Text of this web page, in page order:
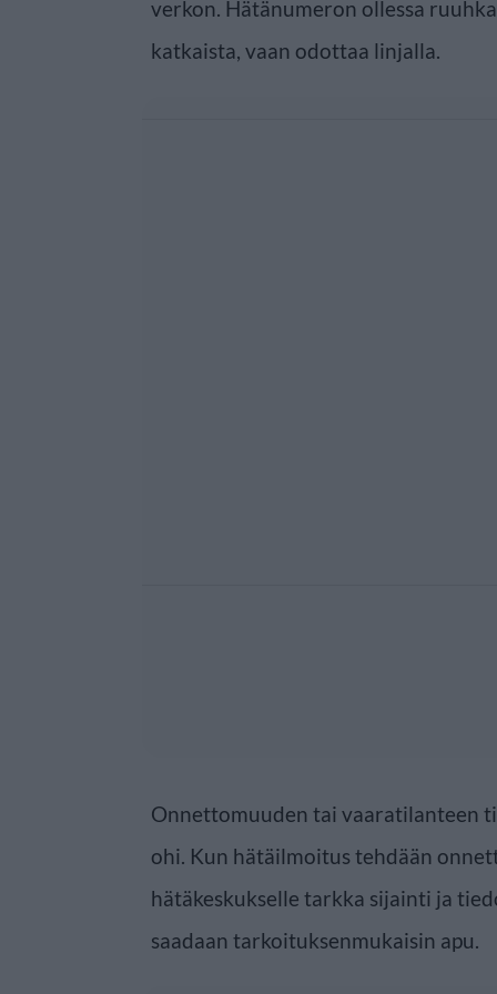
verkon. Hätänumeron ollessa
katkaista, vaan odottaa linjalla.
Onnettomuuden tai vaaratilanteen
ohi. Kun hätäilmoitus tehdään
hätäkeskukselle tarkka sijainti ja
saadaan tarkoituksenmukaisin apu.